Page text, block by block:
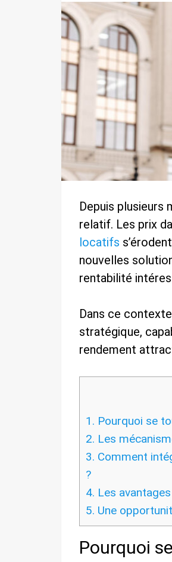
Depuis plusieurs
relatif. Les prix
locatifs
nouvelles
rentabilité
Dans ce
stratégique,
rendement
1. Pourquoi se
2. Les
3. Comment
?
4. Les
5. Une
Pourquoi